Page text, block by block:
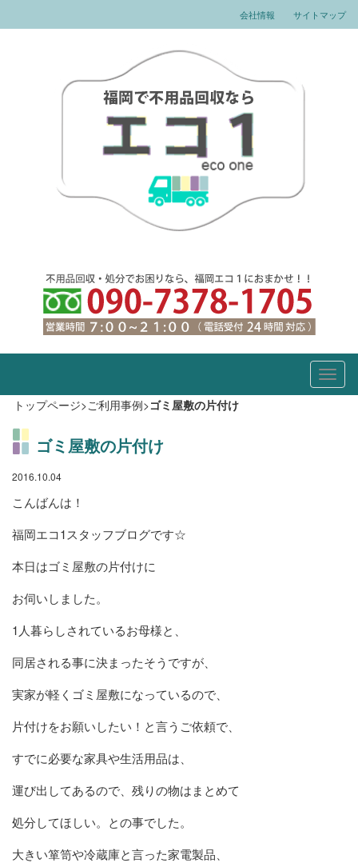
会社情報 サイトマップ
トップページ>ご利用事例>ゴミ屋敷の片付け
ゴミ屋敷の片付け
2016.10.04
こんばんは！
福岡エコ1スタッフブログです☆
本日はゴミ屋敷の片付けに
お伺いしました。
1人暮らしされているお母様と、
同居される事に決まったそうですが、
実家が軽くゴミ屋敷になっているので、
片付けをお願いしたい！と言うご依頼で、
すでに必要な家具や生活用品は、
運び出してあるので、残りの物はまとめて
処分してほしい。との事でした。
大きい箪笥や冷蔵庫と言った家電製品、